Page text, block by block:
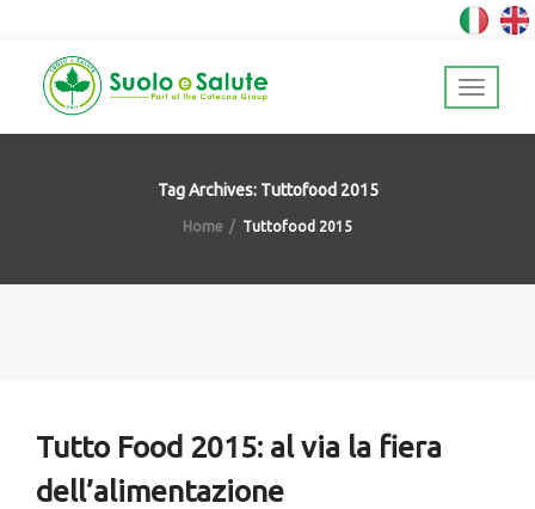
Tag Archives: Tuttofood 2015
Home Tuttofood 2015
Tutto Food 2015: al via la fiera
dell’alimentazione